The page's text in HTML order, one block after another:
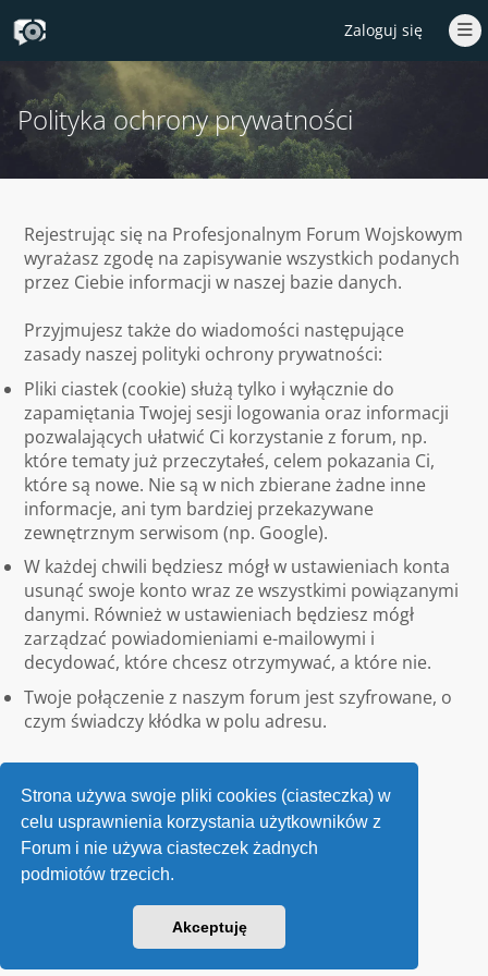
Strona używa swoje pliki cookies (ciasteczka) w
celu usprawnienia korzystania użytkowników z
Forum i nie używa ciasteczek żadnych
podmiotów trzecich.
Akceptuję
Zaloguj się
Polityka ochrony prywatności
Rejestrując się na Profesjonalnym Forum Wojskowym
wyrażasz zgodę na zapisywanie wszystkich podanych
przez Ciebie informacji w naszej bazie danych.
Przyjmujesz także do wiadomości następujące
zasady naszej polityki ochrony prywatności:
Pliki ciastek (cookie) służą tylko i wyłącznie do
zapamiętania Twojej sesji logowania oraz informacji
pozwalających ułatwić Ci korzystanie z forum, np.
które tematy już przeczytałeś, celem pokazania Ci,
które są nowe. Nie są w nich zbierane żadne inne
informacje, ani tym bardziej przekazywane
zewnętrznym serwisom (np. Google).
W każdej chwili będziesz mógł w ustawieniach konta
usunąć swoje konto wraz ze wszystkimi powiązanymi
danymi. Również w ustawieniach będziesz mógł
zarządzać powiadomieniami e-mailowymi i
decydować, które chcesz otrzymywać, a które nie.
Twoje połączenie z naszym forum jest szyfrowane, o
czym świadczy kłódka w polu adresu.
v118